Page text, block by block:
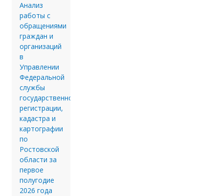
Анализ
работы с
обращениями
граждан и
организаций
в
Управлении
Федеральной
службы
государственной
регистрации,
кадастра и
картографии
по
Ростовской
области за
первое
полугодие
2026 года